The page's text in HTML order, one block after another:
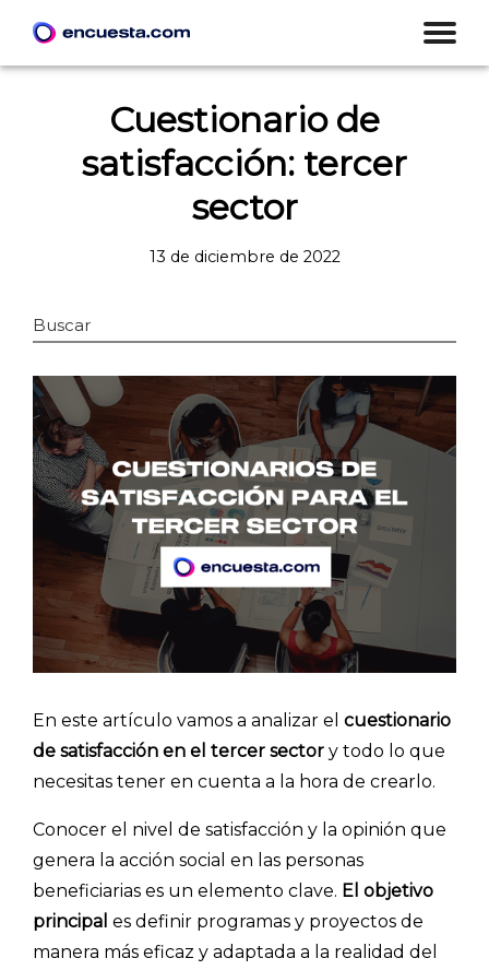
Cuestionario de
satisfacción: tercer
sector
13 de diciembre de 2022
Buscar
En este artículo vamos a analizar el cuestionario
de satisfacción en el tercer sector y todo lo que
necesitas tener en cuenta a la hora de crearlo.
Conocer el nivel de satisfacción y la opinión que
genera la acción social en las personas
beneficiarias es un elemento clave. El objetivo
principal es definir programas y proyectos de
manera más eficaz y adaptada a la realidad del